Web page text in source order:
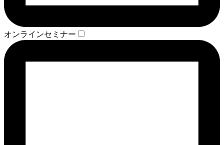
オンラインセミナー